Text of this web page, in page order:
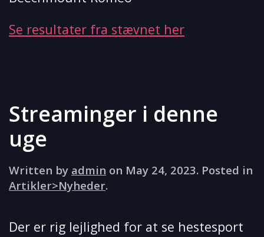
Se resultater fra stævnet her
Streaminger i denne
uge
Written by admin on May 24, 2023. Posted in
Artikler>Nyheder.
Der er rig lejlighed for at se hestesport